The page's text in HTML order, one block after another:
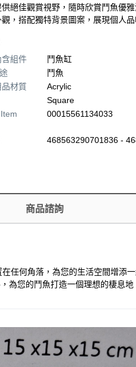
絕佳觀賞視野，隨時欣賞鬥魚優
，搭配獨特背景圖案，展現個人
組件
鬥魚缸
鬥魚
品材質
Acrylic
Square
00015561134033
468563290701836 -
商品諮詢
任何角落，為您的生活空間增添
為您的鬥魚打造一個理想的棲息地